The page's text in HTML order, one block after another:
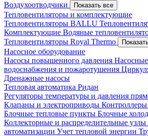
Воздухоотводчики
Показать все
Тепловентиляторы и комплектующие
Тепловентиляторы BALLU
Комплектующие Водяные
Тепловентиляторы Royal Thermo
Насосное оборудование
Насосы повышенного давления
водоснабжения и пожаротушения
Дренажные насосы
Тепловая автоматика Ридан
Регуляторы температуры и давления
Клапаны и электроприводы Контроллеры
Блочные тепловые пункты Блочные
Коллекторные и распределительные узлы
автоматизации Учет тепловой энергии